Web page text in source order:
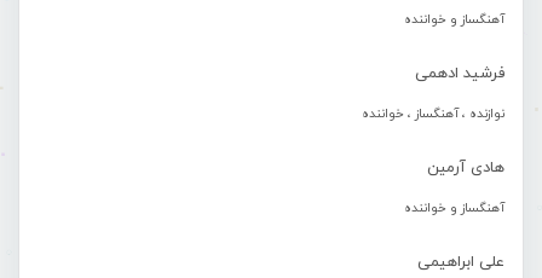
آهنگساز و خواننده
فرشید ادهمی
نوازنده ، آهنگساز ، خواننده
هادی آرمین
آهنگساز و خواننده
علی ابراهیمی